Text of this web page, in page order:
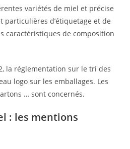
variétés de miel et précise
particulières d’étiquetage et de
caractéristiques de composition
la réglementation sur le tri des
logo sur les emballages. Les
… sont concernés.
: les mentions